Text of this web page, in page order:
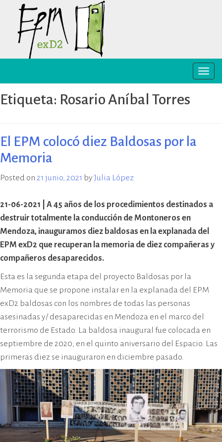
content
Derechos Humanos exD2 (EPM
ex-D2) es un sitio recuperado para
preservación y difusión de la
promoción de los derechos
humanos. Sus instalaciones
de Informaciones de la Policía de
a la represión política ilegal, antes
y durante la última dictadura
cívico-militar. El lugar fue sede del
Centro Clandestino de Detención,
Tortura y Extermino más
importante del Gran Mendoza.
Toggle
Etiqueta: Rosario Aníbal Torres
El EPM colocó diez Baldosas por la
Memoria
Posted on 21 junio, 2021 byJulia López
21-06-2021 | A 45 años de los procedimientos destinados a
destruir totalmente la conducción de Montoneros en
Mendoza, inauguramos diez baldosas en la explanada del
EPM exD2 que recuperan la memoria de diez compañeras y
compañeros desaparecidos.
Esta es la segunda etapa del proyecto Baldosas por la
Memoria que se propone instalar en la explanada del EPM
exD2 baldosas con los nombres de todas las personas
asesinadas y/ desaparecidas en Mendoza en el marco del
terrorismo de Estado. La baldosa inaugural fue colocada en
septiembre de 2020, en el quinto aniversario del Espacio. Las
primeras diez se inauguraron en diciembre pasado.